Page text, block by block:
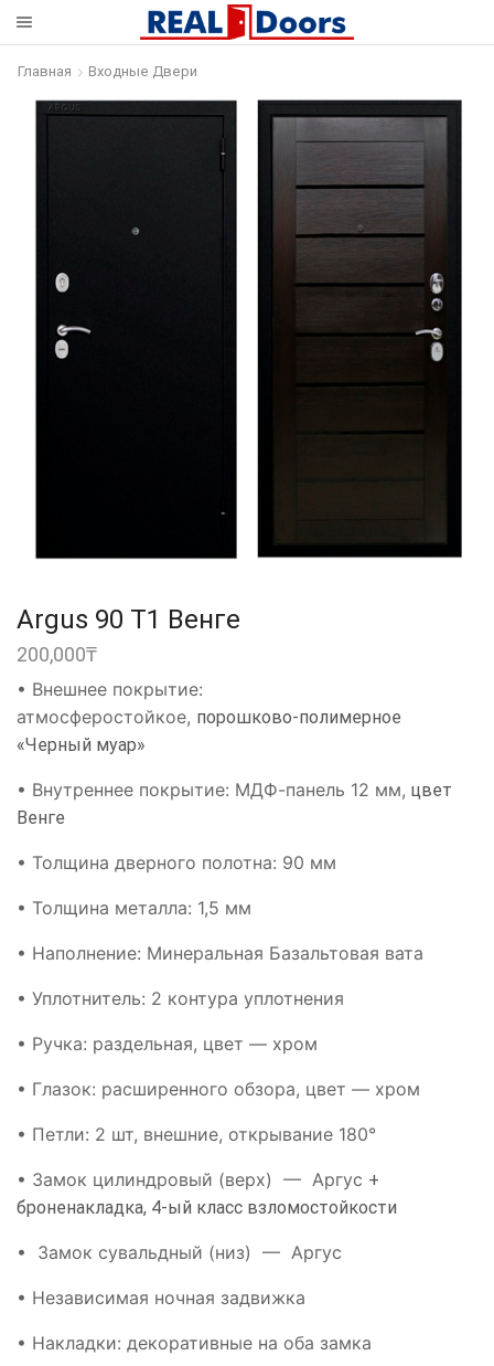
Главная Входные Двери
Argus 90 Т1 Венге
200,000₸
• Внешнее покрытие:
атмосферостойкое, порошково-полимерное
«Черный муар»
• Внутреннее покрытие: МДФ-панель 12 мм, цвет
Венге
• Толщина дверного полотна: 90 мм
• Толщина металла: 1,5 мм
• Наполнение: Минеральная Базальтовая вата
• Уплотнитель: 2 контура уплотнения
• Ручка: раздельная, цвет — хром
• Глазок: расширенного обзора, цвет — хром
• Петли: 2 шт, внешние, открывание 180°
• Замок цилиндровый (верх) — Аргус +
броненакладка, 4-ый класс взломостойкости
• Замок сувальдный (низ) — Аргус
• Независимая ночная задвижка
• Накладки: декоративные на оба замка